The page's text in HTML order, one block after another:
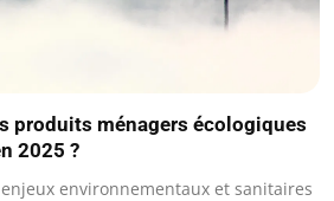
produits ménagers écologiques
2025 ?
environnementaux et sanitaires